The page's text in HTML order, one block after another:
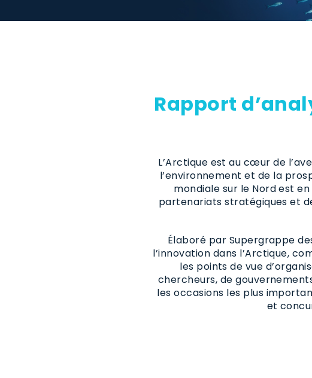
Rapport
L’Arctique est au cœur de
l’environnement et de la
mondiale sur le Nord est
partenariats stratégiques et
Élaboré par Supergrappe
l’innovation dans l’Arctique,
les points de vue
chercheurs, de
les occasions les plus
et